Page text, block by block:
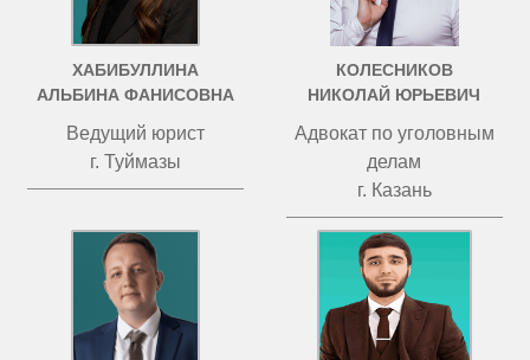
ХАБИБУЛЛИНА
АЛЬБИНА ФАНИСОВНА
Ведущий юрист
г. Туймазы
КОЛЕСНИКОВ
НИКОЛАЙ ЮРЬЕВИЧ
Адвокат по уголовным
делам
г. Казань